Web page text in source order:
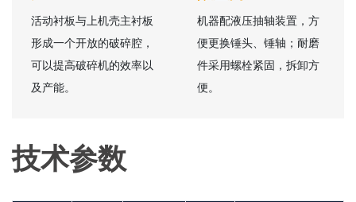
活动衬板与上机壳主衬板
形成一个开放的破碎腔，
可以提高破碎机的效率以
及产能。
机器配液压抽轴装置，方
便更换锤头、锤轴；耐磨
件采用螺栓紧固，拆卸方
便。
技术参数